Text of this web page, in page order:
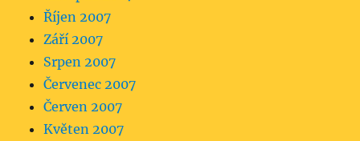
Říjen 2007
Září 2007
Srpen 2007
Červenec 2007
Červen 2007
Květen 2007